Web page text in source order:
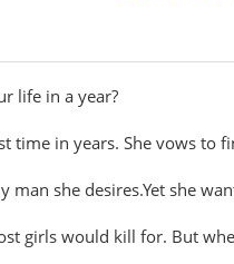
life in a year?
time in years. She vows to
man she desires.Yet she
girls would kill for. But